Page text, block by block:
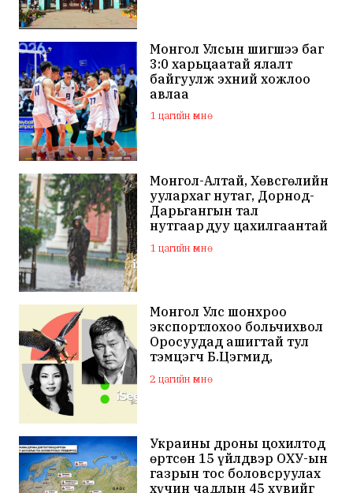
Монгол Улсын шигшээ баг
3:0 харьцаатай ялалт
байгуулж эхний хожлоо
авлаа
1 цагийн өмнө
Монгол-Алтай, Хөвсгөлийн
уулархаг нутаг, Дорнод-
Дарьгангын тал
нутгаар дуу цахилгаантай
аадар бороо орно
1 цагийн өмнө
Монгол Улс шонхроо
экспортлохоо больчихвол
Оросуудад ашигтай тул
тэмцэгч Б.Цэгмид,
Н.Эрдэнэ зэрэг хүмүүсийг
санхүүжүүлдэг байж
2 цагийн өмнө
Украины дроны цохилтод
өртсөн 15 үйлдвэр ОХУ-ын
газрын тос боловсруулах
хүчин чадлын 45 хувийг